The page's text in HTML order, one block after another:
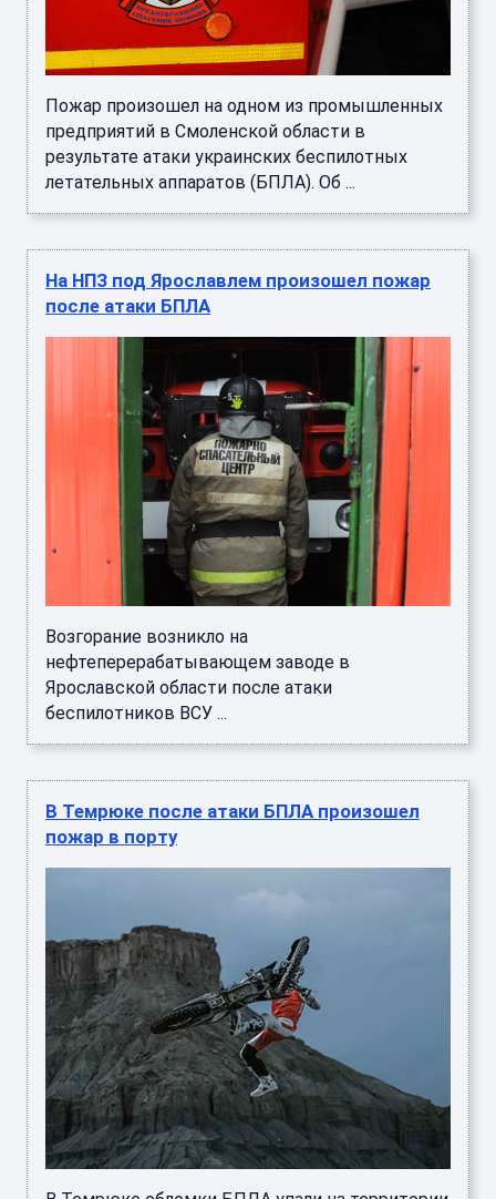
Пожар произошел на одном из промышленных
предприятий в Смоленской области в
результате атаки украинских беспилотных
летательных аппаратов (БПЛА). Об ...
На НПЗ под Ярославлем произошел пожар
после атаки БПЛА
Возгорание возникло на
нефтеперерабатывающем заводе в
Ярославской области после атаки
беспилотников ВСУ ...
В Темрюке после атаки БПЛА произошел
пожар в порту